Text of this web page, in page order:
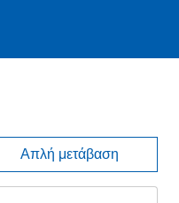
Απλή μετάβαση